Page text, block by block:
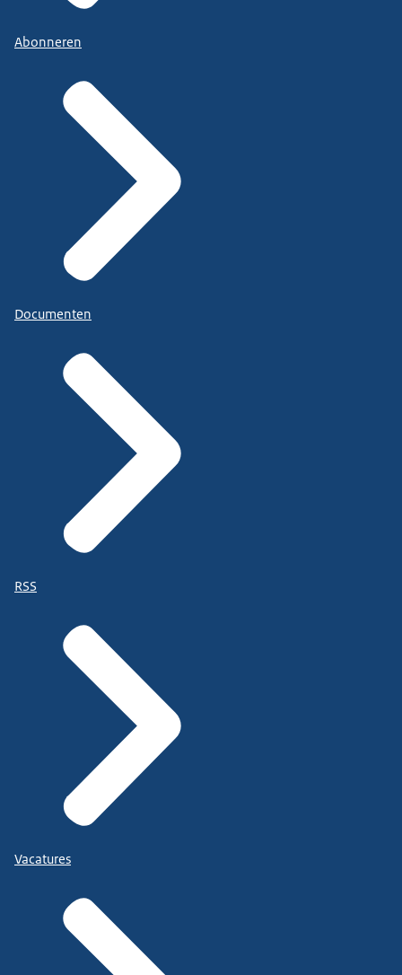
Abonneren
Documenten
RSS
Vacatures